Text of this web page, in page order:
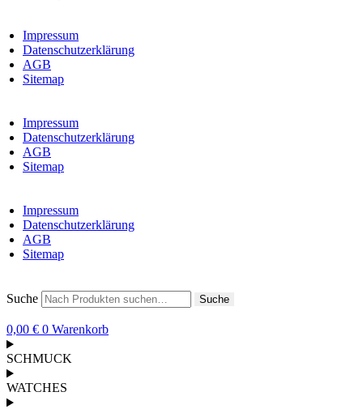
Impressum
Datenschutzerklärung
AGB
Sitemap
Impressum
Datenschutzerklärung
AGB
Sitemap
Impressum
Datenschutzerklärung
AGB
Sitemap
Suche Suche
0,00 € 0 Warenkorb
SCHMUCK
WATCHES